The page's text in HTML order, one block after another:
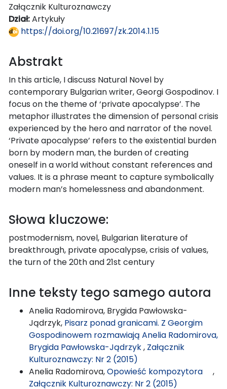
Załącznik Kulturoznawczy
Dział:Artykuły
https://doi.org/10.21697/zk.2014.1.15
Abstrakt
In this article, I discuss Natural Novel by
contemporary Bulgarian writer, Georgi Gospodinov. I
focus on the theme of ‘private apocalypse’. The
metaphor illustrates the dimension of personal crisis
experienced by the hero and narrator of the novel.
‘Private apocalypse’ refers to the existential burden
born by modern man, the burden of creating
oneself in a world without constant references and
values. It is a phrase meant to capture symbolically
modern man’s homelessness and abandonment.
Słowa kluczowe:
postmodernism, novel, Bulgarian literature of
breakthrough, private apocalypse, crisis of values,
the turn of the 20th and 21st century
Inne teksty tego samego autora
Anelia Radomirova, Brygida Pawłowska-
Jądrzyk, Pisarz ponad granicami. Z Georgim
Gospodinowem rozmawiają Anelia Radomirova,
Brygida Pawłowska-Jądrzyk, Załącznik
Kulturoznawczy: Nr 2 (2015)
Anelia Radomirova,Opowieść kompozytora ,
Załącznik Kulturoznawczy: Nr 2 (2015)